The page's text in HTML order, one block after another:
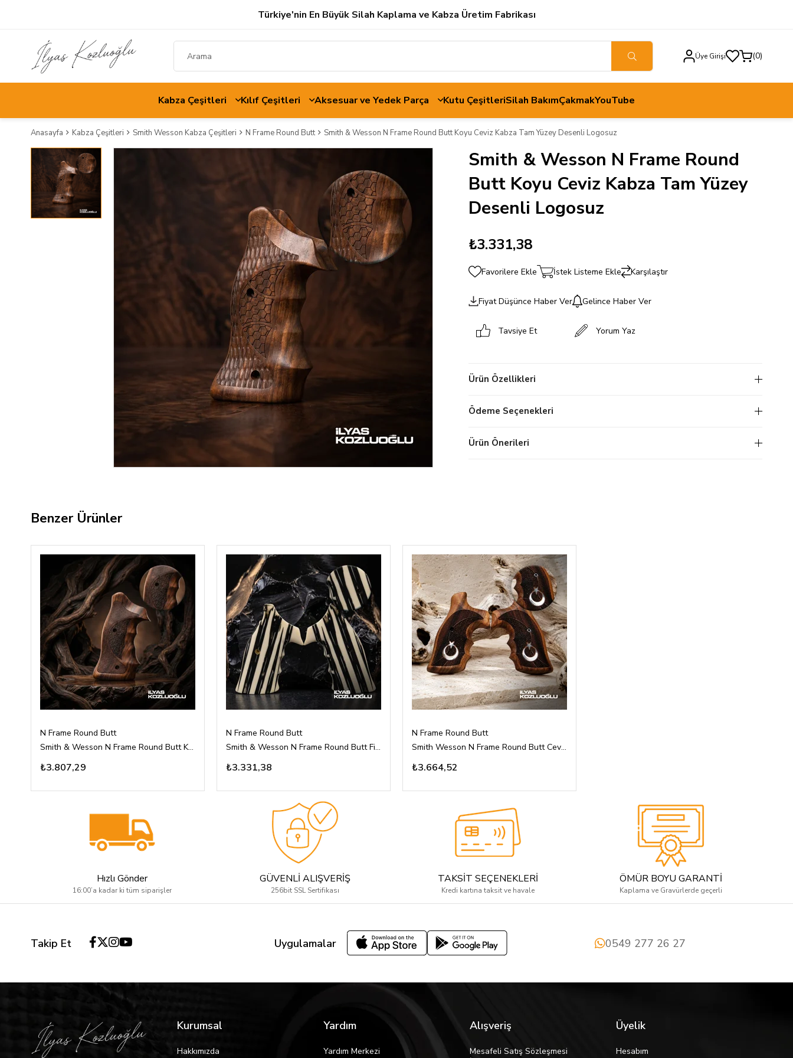
Türkiye'nin En Büyük Silah Kaplama ve Kabza Üretim Fabrikası
Üye Girişi 0
Kabza Çeşitleri Kılıf Çeşitleri Aksesuar ve Yedek Parça Kutu ÇeşitleriSilah BakımÇakmakYouTube
Anasayfa Kabza Çeşitleri Smith Wesson Kabza Çeşitleri N Frame Round Butt Smith & Wesson N Frame Round Butt Koyu Ceviz Kabza Tam Yüzey Desenli Logosuz
Smith & Wesson N Frame Round
Butt Koyu Ceviz Kabza Tam Yüzey
Desenli Logosuz
₺3.331,38
Favorilere Ekle İstek Listeme Ekle Karşılaştır
Fiyat Düşünce Haber Ver Gelince Haber Ver
Tavsiye Et Yorum Yaz
Ürün Özellikleri
Ödeme Seçenekleri
Ürün Önerileri
Benzer Ürünler
N Frame Round Butt
Smith & Wesson N Frame Round Butt Koyu Ceviz Kabza Tam Yüzey Desenli Logosuz
₺3.807,29
N Frame Round Butt
Smith & Wesson N Frame Round Butt Fildişi Pleksi Kabza Tam Yüzey Desenli Logosuz
₺3.331,38
N Frame Round Butt
Smith Wesson N Frame Round Butt Ceviz Kabza Tam Yüzey Desen Üzerinde Gümüş Renk Ay Yıldız Logolu
₺3.664,52
Hızlı Gönder
16:00’a kadar ki tüm siparişler
GÜVENLİ ALIŞVERİŞ
256bit SSL Sertifikası
TAKSİT SEÇENEKLERİ
Kredi kartına taksit ve havale
ÖMÜR BOYU GARANTİ
Kaplama ve Gravürlerde geçerli
Takip Et Uygulamalar 0549 277 26 27
Kurumsal
Hakkımızda
Yardım
Yardım Merkezi
Alışveriş
Mesafeli Satış Sözleşmesi
Üyelik
Hesabım